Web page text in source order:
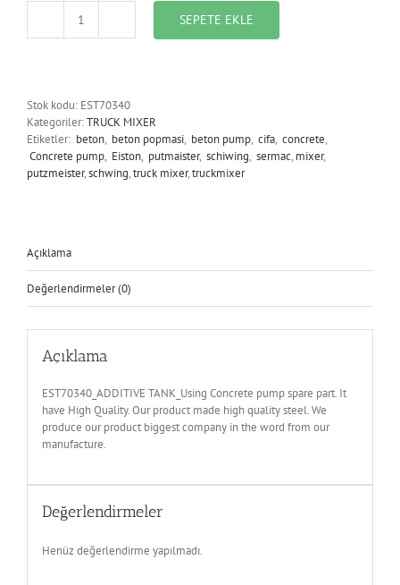
EST70340_ADDITIVESEPETE EKLE
Stok kodu: EST70340
Kategoriler:TRUCK MIXER
Etiketler: beton, beton popmasi, beton pump, cifa, concrete,
Concrete pump, Eiston, putmaister, schiwing, sermac, mixer,
putzmeister,schwing,truck mixer,truckmixer
Açıklama
Değerlendirmeler (0)
Açıklama
EST70340_ADDITIVE TANK_Using Concrete pump spare part. It
have High Quality. Our product made high quality steel. We
produce our product biggest company in the word from our
manufacture.
Değerlendirmeler
Henüz değerlendirme yapılmadı.